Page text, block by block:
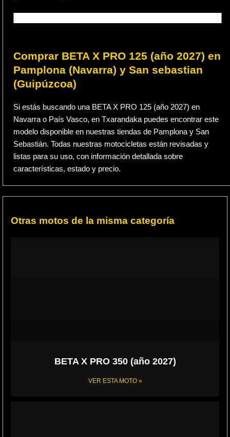
Comprar BETA X PRO 125 (año 2027) en
Pamplona (Navarra) y San sebastian
(Guipúzcoa)
Si estás buscando una BETA X PRO 125 (año 2027) en
Navarra o País Vasco, en Txarandaka puedes encontrar este
modelo disponible en nuestras tiendas de Pamplona y San
Sebastián. Todas nuestras motocicletas están revisadas y
listas para su uso, con información detallada sobre
características, estado y precio.
Otras motos de la misma categoría
BETA X PRO 350 (año 2027)
VER ESTA MOTO »